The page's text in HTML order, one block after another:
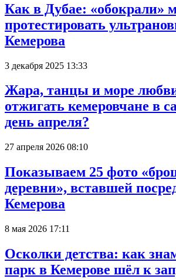
Как в Дубае: «обокрали»
протестировать
Кемерова
3 декабря 2025 13:33
Жара, танцы и море
отжигать кемеровчане в
день апреля?
27 апреля 2026 08:10
Показываем 25 фото
деревни», вставшей
Кемерова
8 мая 2026 17:11
Осколки детства: как
парк в Кемерове шёл к